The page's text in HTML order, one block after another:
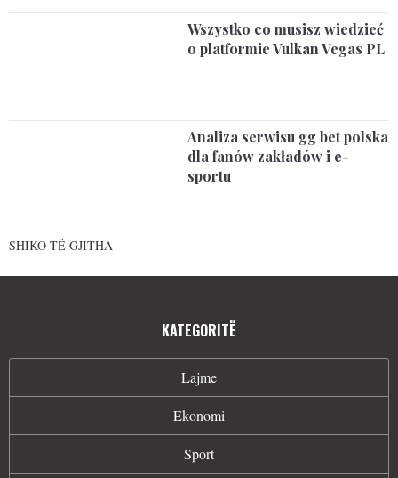
Wszystko co musisz wiedzieć
o platformie Vulkan Vegas PL
Analiza serwisu gg bet polska
dla fanów zakładów i e-
sportu
SHIKO TË GJITHA
KATEGORITË
Lajme
Ekonomi
Sport